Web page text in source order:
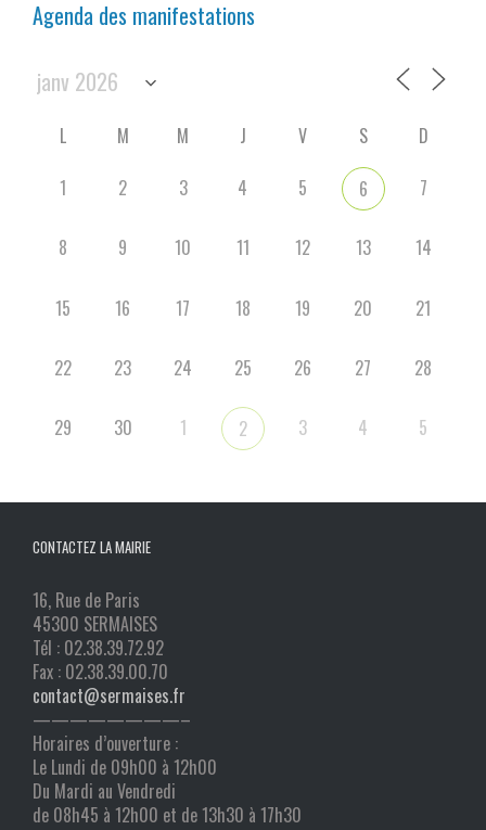
Agenda des manifestations
L M M J V S
D
1
2 3 4 5 6 7
8 9 10 11 12 13 14
15 16 17 18 19 20 21
22 23 24 25 26 27 28
29 30 1 2 3 4 5
CONTACTEZ LA MAIRIE
16, Rue de Paris
45300 SERMAISES
Tél : 02.38.39.72.92
Fax : 02.38.39.00.70
contact@sermaises.fr
————————–
Horaires d’ouverture :
Le Lundi de 09h00 à 12h00
Du Mardi au Vendredi
de 08h45 à 12h00 et de 13h30 à 17h30